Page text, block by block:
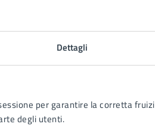
Dettagli
per garantire la corretta
degli utenti.